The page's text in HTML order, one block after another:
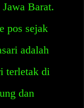
Barat.
pos sejak
adalah
terletak di
dan